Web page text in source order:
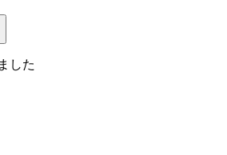
した